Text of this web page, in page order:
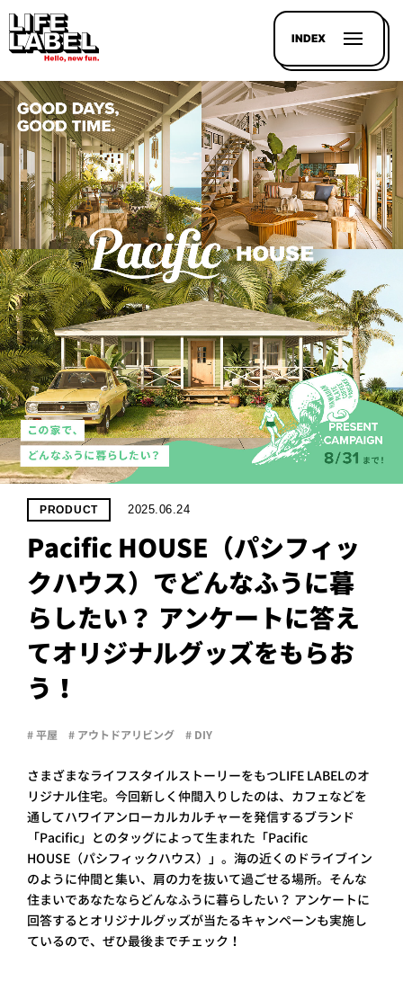
INDEX
記事を
探す
LL
HOUSE
LINE-
UP
PROJECT
WHAT’S
LIFE
LABEL
ライフレー
ついて
はい
お問い
合わせ
プライ
バシー
ポリシ
ー
採用情
報
PRODUCT 2025.06.24
Pacific HOUSE（パシフィッ
クハウス）でどんなふうに暮
らしたい？ アンケートに答え
てオリジナルグッズをもらお
う！
# 平屋 # アウトドアリビング # DIY
さまざまなライフスタイルストーリーをもつLIFE LABELのオ
リジナル住宅。今回新しく仲間入りしたのは、カフェなどを
通してハワイアンローカルカルチャーを発信するブランド
「Pacific」とのタッグによって生まれた「Pacific
HOUSE（パシフィックハウス）」。海の近くのドライブイン
のように仲間と集い、肩の力を抜いて過ごせる場所。そんな
住まいであなたならどんなふうに暮らしたい？ アンケートに
回答するとオリジナルグッズが当たるキャンペーンも実施し
ているので、ぜひ最後までチェック！